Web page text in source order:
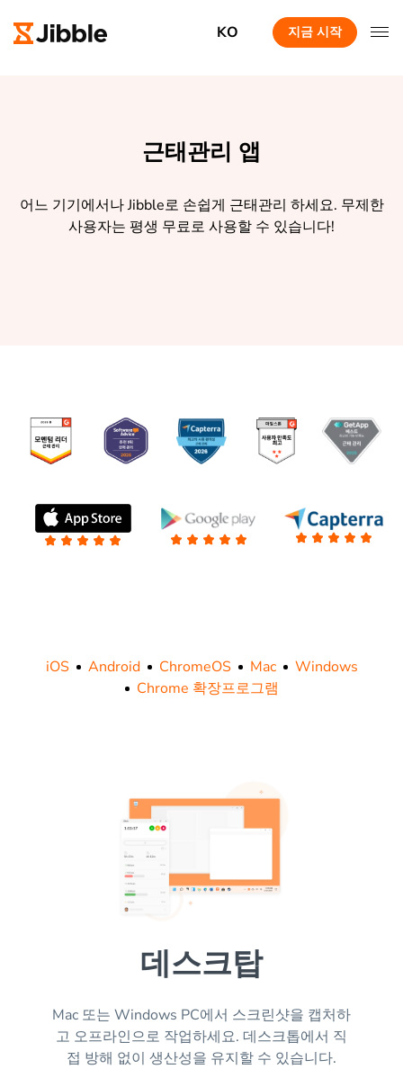
KO 지금 시작
근태관리 앱
어느 기기에서나 Jibble로 손쉽게 근태관리 하세요. 무제한
사용자는 평생 무료로 사용할 수 있습니다!
iOS Android ChromeOS Mac
Windows
Chrome 확장프로그램
데스크탑
Mac 또는 Windows PC에서 스크린샷을 캡처하
고 오프라인으로 작업하세요. 데스크톱에서 직
접 방해 없이 생산성을 유지할 수 있습니다.